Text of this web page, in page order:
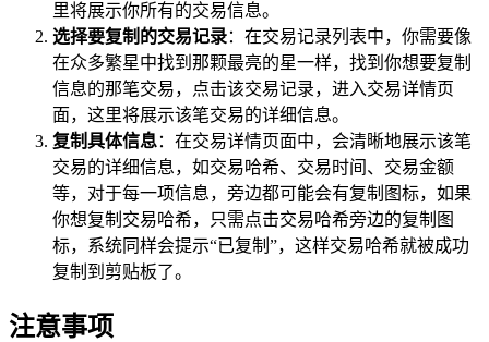
里将展示你所有的交易信息。
选择要复制的交易记录：在交易记录列表中，你需要像
在众多繁星中找到那颗最亮的星一样，找到你想要复制
信息的那笔交易，点击该交易记录，进入交易详情页
面，这里将展示该笔交易的详细信息。
复制具体信息：在交易详情页面中，会清晰地展示该笔
交易的详细信息，如交易哈希、交易时间、交易金额
等，对于每一项信息，旁边都可能会有复制图标，如果
你想复制交易哈希，只需点击交易哈希旁边的复制图
标，系统同样会提示“已复制”，这样交易哈希就被成功
复制到剪贴板了。
注意事项